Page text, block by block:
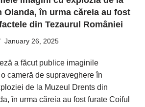
Olanda, în urma căreia au fost
din Tezaurul României
January 26, 2025
a făcut publice imaginile
cameră de supraveghere în
de la Muzeul Drents din
în urma căreia au fost furate Coiful